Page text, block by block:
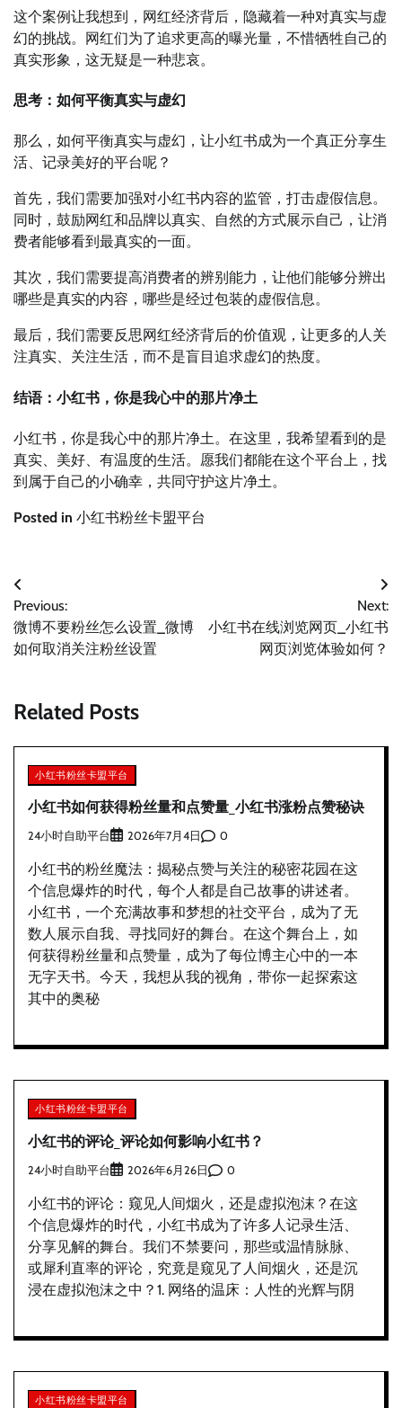
这个案例让我想到，网红经济背后，隐藏着一种对真实与虚
幻的挑战。网红们为了追求更高的曝光量，不惜牺牲自己的
真实形象，这无疑是一种悲哀。
思考：如何平衡真实与虚幻
那么，如何平衡真实与虚幻，让小红书成为一个真正分享生
活、记录美好的平台呢？
首先，我们需要加强对小红书内容的监管，打击虚假信息。
同时，鼓励网红和品牌以真实、自然的方式展示自己，让消
费者能够看到最真实的一面。
其次，我们需要提高消费者的辨别能力，让他们能够分辨出
哪些是真实的内容，哪些是经过包装的虚假信息。
最后，我们需要反思网红经济背后的价值观，让更多的人关
注真实、关注生活，而不是盲目追求虚幻的热度。
结语：小红书，你是我心中的那片净土
小红书，你是我心中的那片净土。在这里，我希望看到的是
真实、美好、有温度的生活。愿我们都能在这个平台上，找
到属于自己的小确幸，共同守护这片净土。
Posted in 小红书粉丝卡盟平台
文
章
导
Previous:
微博不要粉丝怎么设置_微博
如何取消关注粉丝设置
Next:
小红书在线浏览网页_小红书
网页浏览体验如何？
Related Posts
小红书粉丝卡盟平台
小红书如何获得粉丝量和点赞量_小红书涨粉点赞秘诀
24小时自助平台 2026年7月4日 0
小红书的粉丝魔法：揭秘点赞与关注的秘密花园在这
个信息爆炸的时代，每个人都是自己故事的讲述者。
小红书，一个充满故事和梦想的社交平台，成为了无
数人展示自我、寻找同好的舞台。在这个舞台上，如
何获得粉丝量和点赞量，成为了每位博主心中的一本
无字天书。今天，我想从我的视角，带你一起探索这
其中的奥秘
小红书粉丝卡盟平台
小红书的评论_评论如何影响小红书？
24小时自助平台 2026年6月26日 0
小红书的评论：窥见人间烟火，还是虚拟泡沫？在这
个信息爆炸的时代，小红书成为了许多人记录生活、
分享见解的舞台。我们不禁要问，那些或温情脉脉、
或犀利直率的评论，究竟是窥见了人间烟火，还是沉
浸在虚拟泡沫之中？1. 网络的温床：人性的光辉与阴
小红书粉丝卡盟平台